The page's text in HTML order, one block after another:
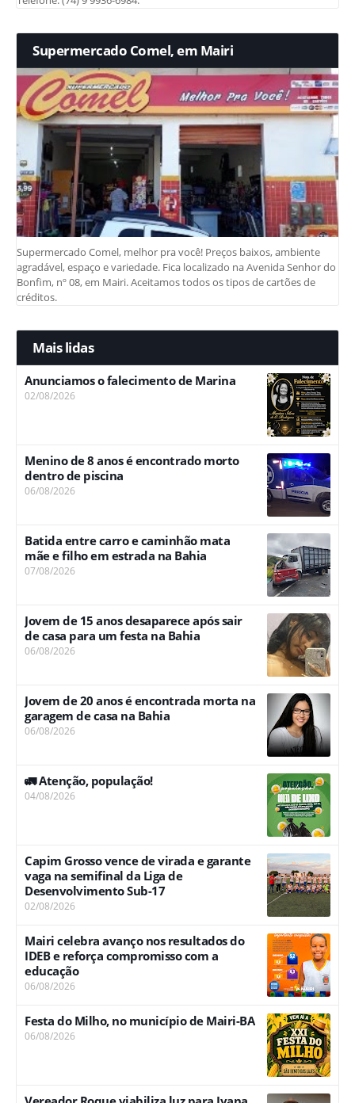
Supermercado Comel, em Mairi
Supermercado Comel, melhor pra você! Preços baixos, ambiente
agradável, espaço e variedade. Fica localizado na Avenida Senhor do
Bonfim, nº 08, em Mairi. Aceitamos todos os tipos de cartões de
créditos.
Mais lidas
Anunciamos o falecimento de Marina
02/08/2026
Menino de 8 anos é encontrado morto
dentro de piscina
06/08/2026
Batida entre carro e caminhão mata
mãe e filho em estrada na Bahia
07/08/2026
Jovem de 15 anos desaparece após sair
de casa para um festa na Bahia
06/08/2026
Jovem de 20 anos é encontrada morta na
garagem de casa na Bahia
06/08/2026
🚛 Atenção, população!
04/08/2026
Capim Grosso vence de virada e garante
vaga na semifinal da Liga de
Desenvolvimento Sub-17
02/08/2026
Mairi celebra avanço nos resultados do
IDEB e reforça compromisso com a
educação
06/08/2026
Festa do Milho, no município de Mairi-BA
06/08/2026